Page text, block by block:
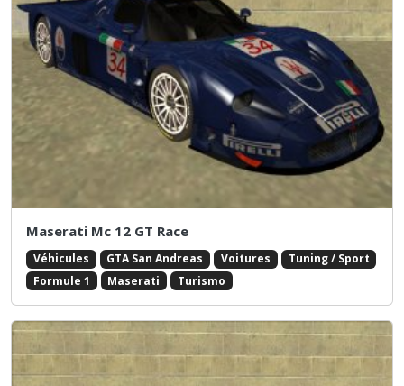
Maserati Mc 12 GT Race
Véhicules GTA San Andreas Voitures
Tuning / Sport
Formule 1
Maserati Turismo